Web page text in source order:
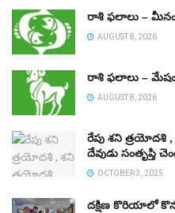
రాశి ఫలాలు –
AUGUST 8, 2026
రాశి ఫలాలు –
AUGUST 8, 2026
రేపు శని త్రయోదశి
దేవుడు సంతృప్తి
OCTOBER 3, 2025
దక్షిణ కొరియాలో